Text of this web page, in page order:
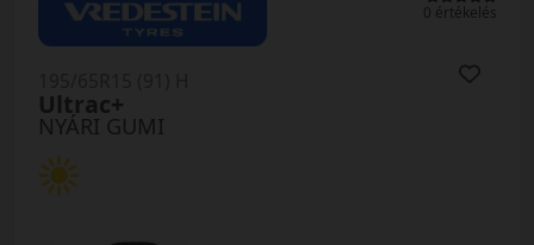
0 értékelés
NYÁRI GUMI
Ultrac+